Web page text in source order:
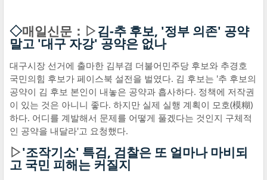
◇매일신문：▷김-추 후보, '정부 의존' 공약
말고 '대구 자강' 공약은 없나
대구시장 선거에 출마한 김부겸 더불어민주당 후보와 추경호
국민의힘 후보가 페이스북 설전을 벌였다. 김 후보는 '추 후보의
공약이 김 후보 본인이 내놓은 공약과 흡사하다. 정책에 저작권
이 있는 것은 아니니 좋다. 하지만 실제 실행 계획이 모호(模糊)
하다. 어디를 계발해서 문제를 어떻게 풀겠다는 것인지 구체적
인 공약을 내달라'고 요청했다.
▷'조작기소' 특검, 검찰은 또 얼마나 마비되
고 국민 피해는 커질지